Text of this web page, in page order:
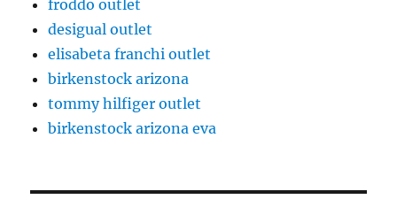
froddo outlet
desigual outlet
elisabeta franchi outlet
birkenstock arizona
tommy hilfiger outlet
birkenstock arizona eva